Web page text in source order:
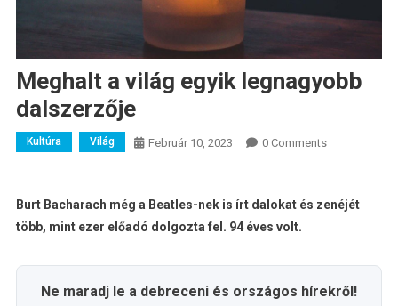
Meghalt a világ egyik legnagyobb
dalszerzője
Kultúra Világ Február 10, 2023 0 Comments
Burt Bacharach még a Beatles-nek is írt dalokat és zenéjét
több, mint ezer előadó dolgozta fel. 94 éves volt.
Ne maradj le a debreceni és országos hírekről!